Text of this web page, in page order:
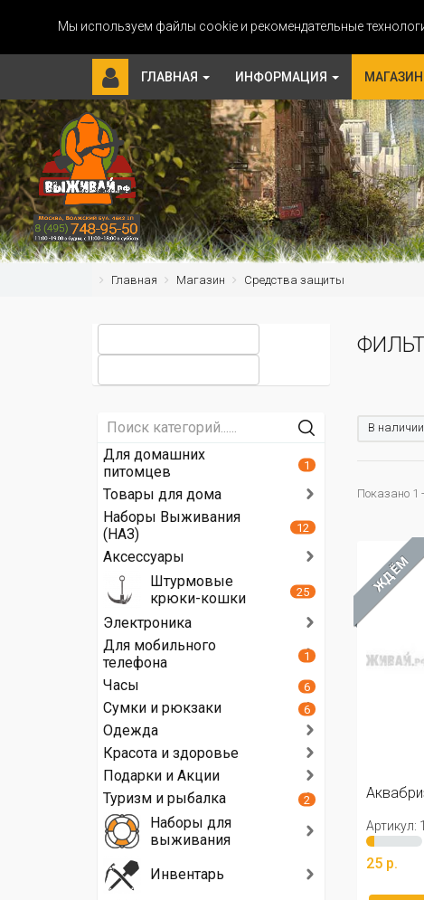
Мы используем файлы cookie и рекомендательные
ГЛАВНАЯ ИНФОРМАЦИЯ МАГАЗИН
Главная Магазин Средства защиты
В
Показано 1
ЖДЁМ
Артикул:
25 р.
Для домашних
питомцев
1
Товары для дома
Наборы Выживания
(НАЗ)
12
Аксессуары
Штурмовые
крюки-кошки
25
Электроника
Для мобильного
телефона
1
Часы 6
Сумки и рюкзаки 6
Одежда
Красота и здоровье
Подарки и Акции
Туризм и рыбалка
2
Наборы для
выживания
Инвентарь